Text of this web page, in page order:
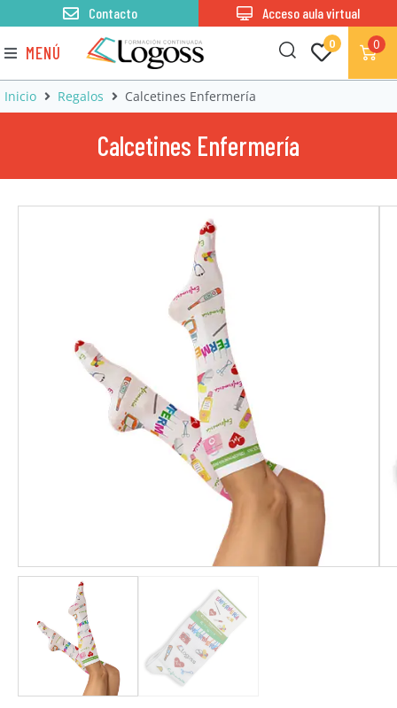
MENÚ 0 0
Contacto Acceso aula virtual
Inicio Regalos Calcetines Enfermería
Calcetines Enfermería